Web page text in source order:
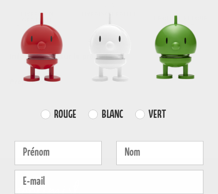
LIVRAISON
GRATUITE
au-delà de 59€
ouvrables
DROIT DE RETOUR
30 jours de retour
Propriétés
Informations sur le produit
Farvevalg
ROUGE BLANC VERT
Fornavn Efternavn
E-mail